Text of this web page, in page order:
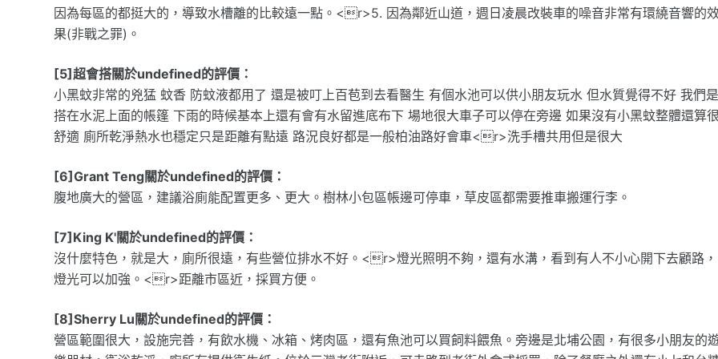
因為每區的都挺大的，導致水槽離的比較遠一點。<r>5. 因為鄰近山道，週日凌晨改裝車的噪音非常有環繞音響的
果(非戰之罪)。
[5]超會搭關於undefined的評價：
小黑蚊非常的兇猛 蚊香 防蚊液都用了 還是被叮上百苞到去看醫生 有個水池可以供小朋友玩水 但水質覺得不好 我們是
搭在水泥上面的帳篷 下雨的時候基本上還有會有水留進底布下 場地很大車子可以停在旁邊 如果沒有小黑蚊整體還算很
舒適 廁所乾淨熱水也穩定只是距離有點遠 路況良好都是一般柏油路好會車<r>洗手槽共用但是很大
[6]Grant Teng關於undefined的評價：
腹地廣大的營區，建議浴廁能配置更多、更大。樹林小包區帳邊可停車，草皮區都需要推車搬運行李。
[7]King K'關於undefined的評價：
沒什麼特色，就是大，廁所很遠，有些營位排水不好。<r>燈光照明不夠，還有水溝，看到有人不小心開下去顧路，
燈光可以加強。<r>距離市區近，採買方便。
[8]Sherry Lu關於undefined的評價：
營區範圍很大，設施完善，有飲水機、冰箱、烤肉區，還有魚池可以買飼料餵魚。旁邊是北埔公園，有很多小朋友的